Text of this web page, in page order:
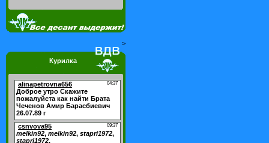
>
Курилка